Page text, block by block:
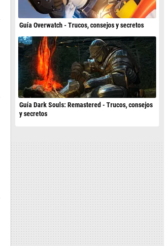
Guía Overwatch - Trucos, consejos y secretos
Guía Dark Souls: Remastered - Trucos, consejos
y secretos